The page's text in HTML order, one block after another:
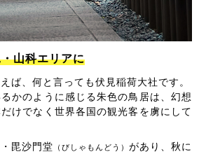
山科エリアに
ば、何と言っても伏見稲荷大社です。
かのように感じる朱色の鳥居は、幻想
けでなく世界各国の観光客を虜にして
毘沙門堂 （びしゃもんどう） があり、秋に